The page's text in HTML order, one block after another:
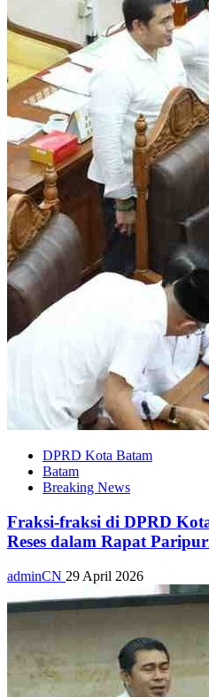
DPRD Kota Batam
Batam
Breaking News
Fraksi-fraksi di DPRD
Reses dalam Rapat
adminCN 29 April 2026